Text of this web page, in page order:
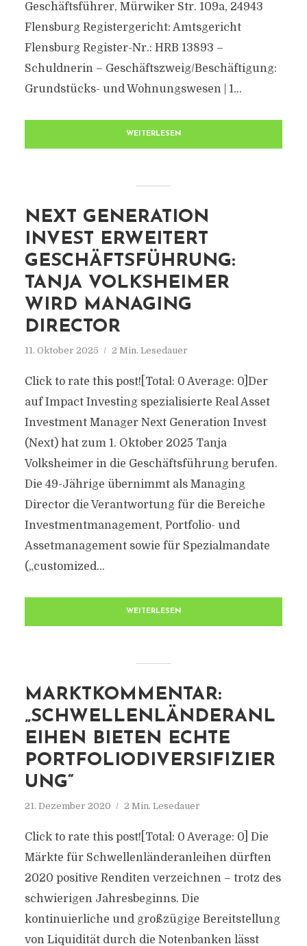
Geschäftsführer, Mürwiker Str. 109a, 24943
Flensburg Registergericht: Amtsgericht
Flensburg Register-Nr.: HRB 13893 –
Schuldnerin – Geschäftszweig/Beschäftigung:
Grundstücks- und Wohnungswesen | 1...
WEITERLESEN
NEXT GENERATION
INVEST ERWEITERT
GESCHÄFTSFÜHRUNG:
TANJA VOLKSHEIMER
WIRD MANAGING
DIRECTOR
11. Oktober 2025 2 Min. Lesedauer
Click to rate this post![Total: 0 Average: 0]Der
auf Impact Investing spezialisierte Real Asset
Investment Manager Next Generation Invest
(Next) hat zum 1. Oktober 2025 Tanja
Volksheimer in die Geschäftsführung berufen.
Die 49-Jährige übernimmt als Managing
Director die Verantwortung für die Bereiche
Investmentmanagement, Portfolio- und
Assetmanagement sowie für Spezialmandate
(„customized...
WEITERLESEN
MARKTKOMMENTAR:
„SCHWELLENLÄNDERANL
EIHEN BIETEN ECHTE
PORTFOLIODIVERSIFIZIER
UNG“
21. Dezember 2020 2 Min. Lesedauer
Click to rate this post![Total: 0 Average: 0] Die
Märkte für Schwellenländeranleihen dürften
2020 positive Renditen verzeichnen – trotz des
schwierigen Jahresbeginns. Die
kontinuierliche und großzügige Bereitstellung
von Liquidität durch die Notenbanken lässt